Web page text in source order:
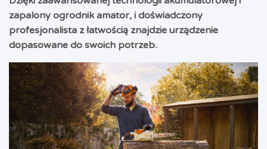
zapalony ogrodnik amator, i doświadczony
profesjonalista z łatwością znajdzie urządzenie
dopasowane do swoich potrzeb.